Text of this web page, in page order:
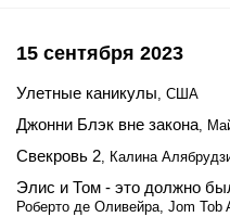
15 сентября 2023
Улетные каникулы, США
Джонни Блэк вне закона,
Свекровь 2, Калина
Элис и Том - это должно
Роберто де Оливейра, Jom Tob